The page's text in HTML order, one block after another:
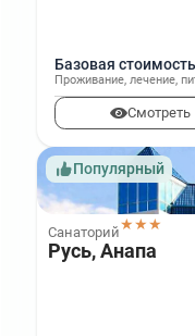
Базовая стоимость
Проживание лечение
Смотреть
Популярный
Санаторий★★★
Русь, Анапа